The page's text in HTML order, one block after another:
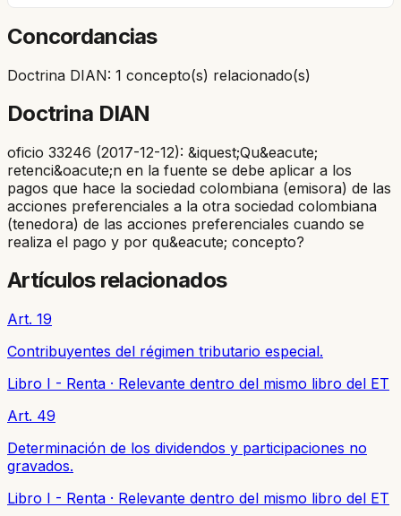
Concordancias
Doctrina DIAN: 1 concepto(s) relacionado(s)
Doctrina DIAN
oficio 33246 (2017-12-12): &iquest;Qu&eacute;
retenci&oacute;n en la fuente se debe aplicar a los
pagos que hace la sociedad colombiana (emisora) de las
acciones preferenciales a la otra sociedad colombiana
(tenedora) de las acciones preferenciales cuando se
realiza el pago y por qu&eacute; concepto?
Artículos relacionados
Art. 19
Contribuyentes del régimen tributario especial.
Libro I - Renta · Relevante dentro del mismo libro del ET
Art. 49
Determinación de los dividendos y participaciones no
gravados.
Libro I - Renta · Relevante dentro del mismo libro del ET